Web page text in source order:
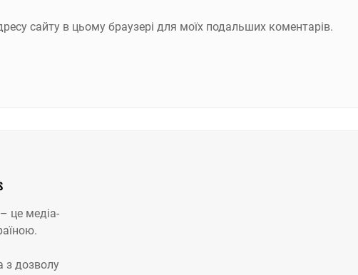
сайту в цьому браузері для моїх подальших коментарів.
це медіа-
з дозволу